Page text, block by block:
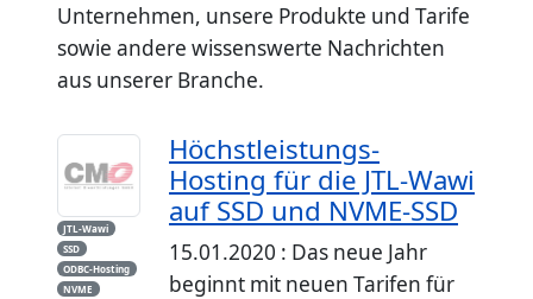
Unternehmen, unsere Produkte und Tarife
sowie andere wissenswerte Nachrichten
aus unserer Branche.
JTL-Wawi
SSD
ODBC-Hosting
NVME
Höchstleistungs-
Hosting für die JTL-Wawi
auf SSD und NVME-SSD
15.01.2020 : Das neue Jahr
beginnt mit neuen Tarifen für